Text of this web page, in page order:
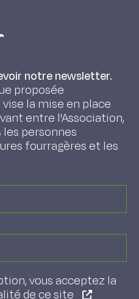
notre newsletter.
proposée
la mise en place
entre l'Association,
personnes
fourragères et les
vous acceptez la
de ce site